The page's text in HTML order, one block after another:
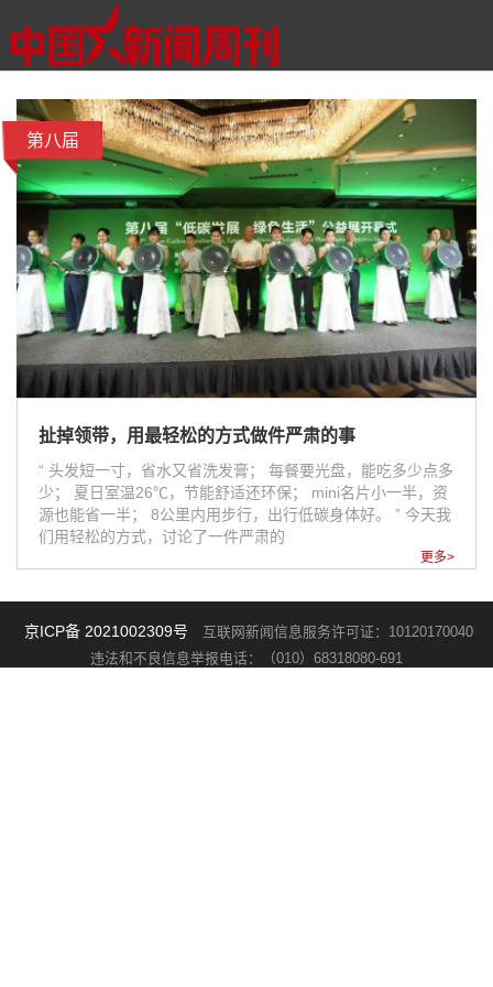
第八届
扯掉领带，用最轻松的方式做件严肃的事
“ 头发短一寸，省水又省洗发膏； 每餐要光盘，能吃多少点多
少； 夏日室温26℃，节能舒适还环保； mini名片小一半，资
源也能省一半； 8公里内用步行，出行低碳身体好。 ” 今天我
们用轻松的方式，讨论了一件严肃的
更多>
京ICP备 2021002309号 互联网新闻信息服务许可证：10120170040
违法和不良信息举报电话：（010）68318080-691